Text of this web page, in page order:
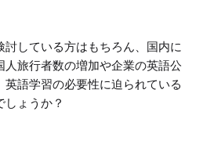
討している方はもちろん、国内に
人旅行者数の増加や企業の英語公
英語学習の必要性に迫られている
ょうか？